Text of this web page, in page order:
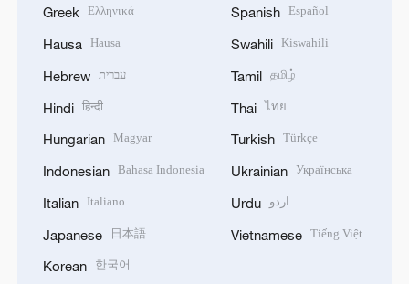
Greek Ελληνικά
Hausa Hausa
Hebrew עברית
Hindi हिन्दी
Hungarian Magyar
Indonesian Bahasa Indonesia
Italian Italiano
Japanese 日本語
Korean 한국어
Spanish Español
Swahili Kiswahili
Tamil தமிழ்
Thai ไทย
Turkish Türkçe
Ukrainian Українська
Urdu اردو
Vietnamese Tiếng Việt